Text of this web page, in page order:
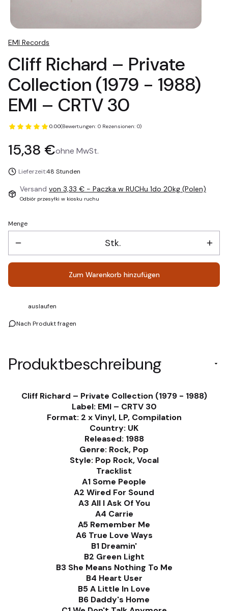
EMI Records
Cliff Richard – Private
Collection (1979 - 1988)
EMI – CRTV 30
0.00(Bewertungen: 0 Rezensionen: 0)
Preis
15,38 €ohne MwSt.
Lieferzeit:48 Stunden
Versand von 3,33 € - Paczka w RUCHu 1do 20kg (Polen)
Odbiór przesyłki w kiosku ruchu
Menge
Stk.
Zum Warenkorb hinzufügen
auslaufen
Nach Produkt fragen
Produktbeschreibung
Cliff Richard – Private Collection (1979 - 1988)
Label: EMI – CRTV 30
Format: 2 x Vinyl, LP, Compilation
Country: UK
Released: 1988
Genre: Rock, Pop
Style: Pop Rock, Vocal
Tracklist
A1 Some People
A2 Wired For Sound
A3 All I Ask Of You
A4 Carrie
A5 Remember Me
A6 True Love Ways
B1 Dreamin'
B2 Green Light
B3 She Means Nothing To Me
B4 Heart User
B5 A Little In Love
B6 Daddy's Home